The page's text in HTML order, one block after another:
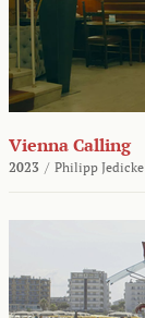
Vienna Calling
2023 / Philipp Jedicke